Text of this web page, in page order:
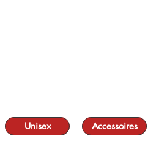
Unisex Accessoires